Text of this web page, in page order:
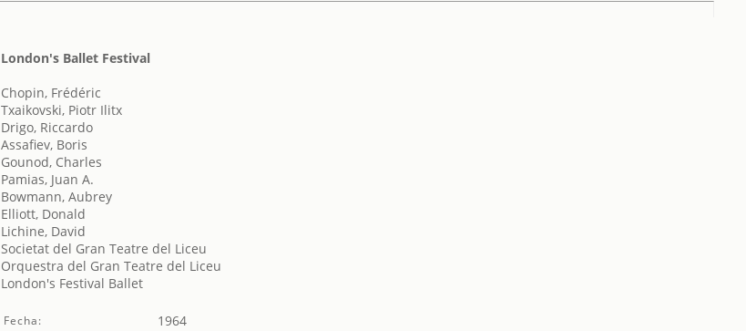
London's Ballet Festival
Chopin, Frédéric
Txaikovski, Piotr Ilitx
Drigo, Riccardo
Assafiev, Boris
Gounod, Charles
Pamias, Juan A.
Bowmann, Aubrey
Elliott, Donald
Lichine, David
Societat del Gran Teatre del Liceu
Orquestra del Gran Teatre del Liceu
London's Festival Ballet
Fecha: 1964